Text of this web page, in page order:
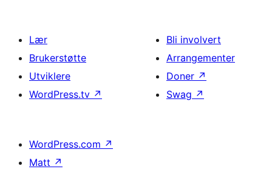
Lær
Brukerstøtte
Utviklere
WordPress.tv ↗
Bli involvert
Arrangementer
Doner ↗
Swag ↗
WordPress.com ↗
Matt ↗